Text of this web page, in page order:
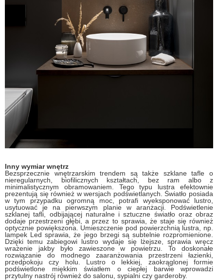
Inny wymiar wnętrz
Bezsprzecznie wnętrzarskim trendem są także szklane tafle o
nieregularnych, biofilicznych kształtach, bez ram albo z
minimalistycznym obramowaniem. Tego typu lustra efektownie
prezentują się również w wersjach podświetlanych. Światło posiada
w tym przypadku ogromną moc, potrafi wyeksponować lustro,
usytuować je na pierwszym planie w aranżacji. Podświetlenie
szklanej tafli, odbijającej naturalne i sztuczne światło oraz obraz
dodaje przestrzeni głębi, a przez to sprawia, że staje się również
optycznie powiększona. Umieszczenie pod powierzchnią lustra, np.
lampek Led sprawia, że jego brzegi są subtelnie rozpromienione.
Dzięki temu zabiegowi lustro wydaje się lżejsze, sprawia wręcz
wrażenie jakby było zawieszone w powietrzu. To doskonałe
rozwiązanie do modnego zaaranżowania przestrzeni łazienki,
przedpokoju czy holu. Lustro o lekkiej, zaokrąglonej formie
podświetlone miękkim światłem o ciepłej barwie wprowadzi
przytulny nastrój również do salonu, sypialni czy garderoby.